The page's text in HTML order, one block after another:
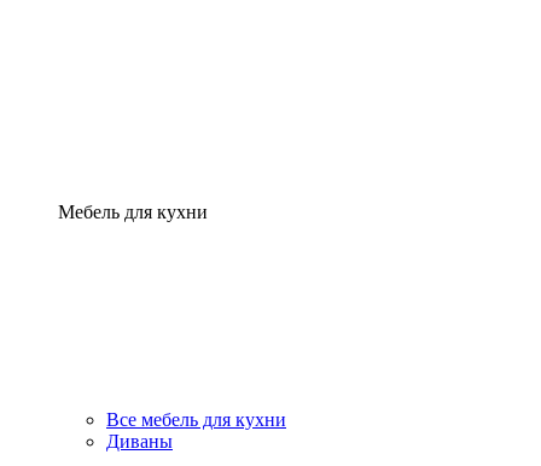
Мебель для кухни
Все мебель для кухни
Диваны